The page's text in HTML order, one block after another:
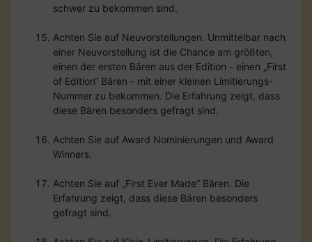
schwer zu bekommen sind.
Achten Sie auf Neuvorstellungen. Unmittelbar nach
einer Neuvorstellung ist die Chance am größten,
einen der ersten Bären aus der Edition - einen „First
of Edition“ Bären - mit einer kleinen Limitierungs-
Nummer zu bekommen. Die Erfahrung zeigt, dass
diese Bären besonders gefragt sind.
Achten Sie auf Award Nominierungen und Award
Winners.
Achten Sie auf „First Ever Made“ Bären. Die
Erfahrung zeigt, dass diese Bären besonders
gefragt sind.